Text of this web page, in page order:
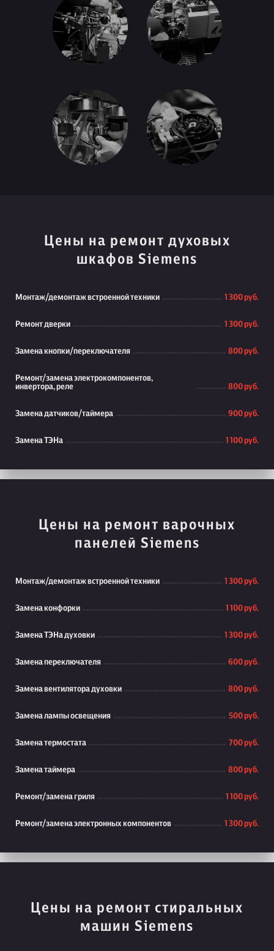
Цены на ремонт духовых
шкафов Siemens
Монтаж/демонтаж встроенной техники 1 300 руб.
Ремонт дверки 1 300 руб.
Замена кнопки/переключателя 800 руб.
Ремонт/замена электрокомпонентов,
инвертора, реле
800 руб.
Замена датчиков/таймера 900 руб.
Замена ТЭНа 1 100 руб.
Цены на ремонт варочных
панелей Siemens
Монтаж/демонтаж встроенной техники 1 300 руб.
Замена конфорки 1 100 руб.
Замена ТЭНа духовки 1 300 руб.
Замена переключателя 600 руб.
Замена вентилятора духовки 800 руб.
Замена лампы освещения 500 руб.
Замена термостата 700 руб.
Замена таймера 800 руб.
Ремонт/замена гриля 1 100 руб.
Ремонт/замена электронных компонентов 1 300 руб.
Цены на ремонт стиральных
машин Siemens